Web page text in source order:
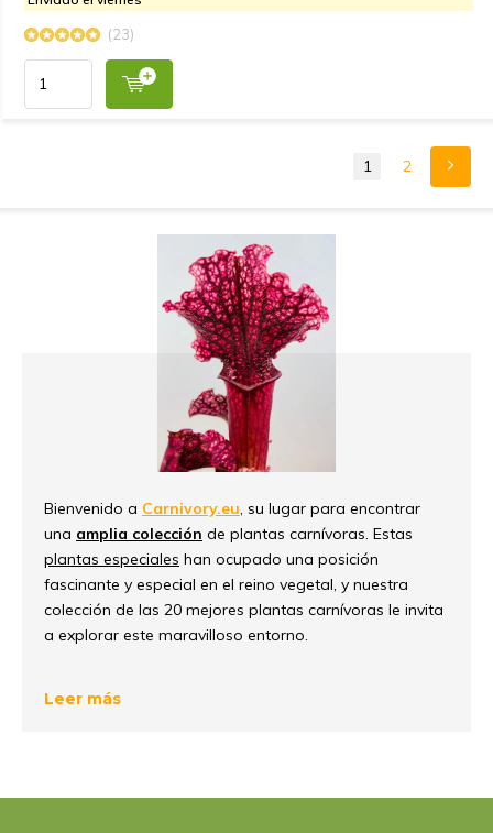
(23)
1 2
Bienvenido a Carnivory.eu , su lugar para encontrar
una amplia colección de plantas carnívoras. Estas
plantas especiales han ocupado una posición
fascinante y especial en el reino vegetal, y nuestra
colección de las 20 mejores plantas carnívoras le invita
a explorar este maravilloso entorno.
Un nuevo giro en la cadena
naturaleza de las plantas carnívoras proporciona un
Leer más